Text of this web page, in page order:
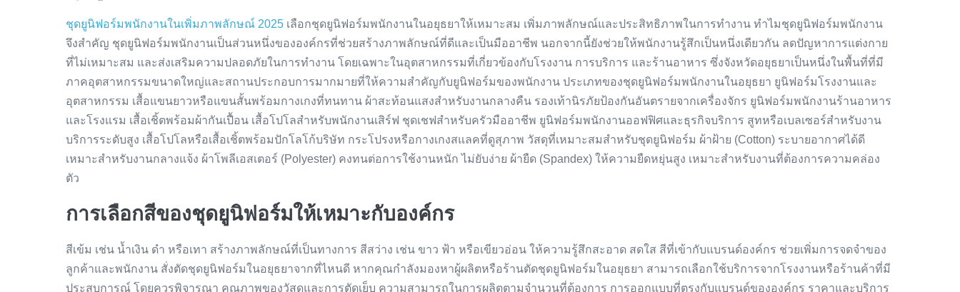
ชุดยูนิฟอร์มพนักงานในเพิ่มภาพลักษณ์ 2025 เลือกชุดยูนิฟอร์มพนักงานในอยุธยาให้เหมาะสม เพิ่มภาพลักษณ์และประสิทธิภาพในการทำงาน ทำไมชุดยูนิฟอร์มพนักงาน
จึงสำคัญ ชุดยูนิฟอร์มพนักงานเป็นส่วนหนึ่งขององค์กรที่ช่วยสร้างภาพลักษณ์ที่ดีและเป็นมืออาชีพ นอกจากนี้ยังช่วยให้พนักงานรู้สึกเป็นหนึ่งเดียวกัน ลดปัญหาการแต่งกาย
ที่ไม่เหมาะสม และส่งเสริมความปลอดภัยในการทำงาน โดยเฉพาะในอุตสาหกรรมที่เกี่ยวข้องกับโรงงาน การบริการ และร้านอาหาร ซึ่งจังหวัดอยุธยาเป็นหนึ่งในพื้นที่ที่มี
ภาคอุตสาหกรรมขนาดใหญ่และสถานประกอบการมากมายที่ให้ความสำคัญกับยูนิฟอร์มของพนักงาน ประเภทของชุดยูนิฟอร์มพนักงานในอยุธยา ยูนิฟอร์มโรงงานและ
อุตสาหกรรม เสื้อแขนยาวหรือแขนสั้นพร้อมกางเกงที่ทนทาน ผ้าสะท้อนแสงสำหรับงานกลางคืน รองเท้านิรภัยป้องกันอันตรายจากเครื่องจักร ยูนิฟอร์มพนักงานร้านอาหาร
และโรงแรม เสื้อเชิ้ตพร้อมผ้ากันเปื้อน เสื้อโปโลสำหรับพนักงานเสิร์ฟ ชุดเชฟสำหรับครัวมืออาชีพ ยูนิฟอร์มพนักงานออฟฟิศและธุรกิจบริการ สูทหรือเบลเซอร์สำหรับงาน
บริการระดับสูง เสื้อโปโลหรือเสื้อเชิ้ตพร้อมปักโลโก้บริษัท กระโปรงหรือกางเกงสแลคที่ดูสุภาพ วัสดุที่เหมาะสมสำหรับชุดยูนิฟอร์ม ผ้าฝ้าย (Cotton) ระบายอากาศได้ดี
เหมาะสำหรับงานกลางแจ้ง ผ้าโพลีเอสเตอร์ (Polyester) คงทนต่อการใช้งานหนัก ไม่ยับง่าย ผ้ายืด (Spandex) ให้ความยืดหยุ่นสูง เหมาะสำหรับงานที่ต้องการความคล่อง
ตัว
การเลือกสีของชุดยูนิฟอร์มให้เหมาะกับองค์กร
สีเข้ม เช่น น้ำเงิน ดำ หรือเทา สร้างภาพลักษณ์ที่เป็นทางการ สีสว่าง เช่น ขาว ฟ้า หรือเขียวอ่อน ให้ความรู้สึกสะอาด สดใส สีที่เข้ากับแบรนด์องค์กร ช่วยเพิ่มการจดจำของ
ลูกค้าและพนักงาน สั่งตัดชุดยูนิฟอร์มในอยุธยาจากที่ไหนดี หากคุณกำลังมองหาผู้ผลิตหรือร้านตัดชุดยูนิฟอร์มในอยุธยา สามารถเลือกใช้บริการจากโรงงานหรือร้านค้าที่มี
ประสบการณ์ โดยควรพิจารณา คุณภาพของวัสดุและการตัดเย็บ ความสามารถในการผลิตตามจำนวนที่ต้องการ การออกแบบที่ตรงกับแบรนด์ขององค์กร ราคาและบริการ